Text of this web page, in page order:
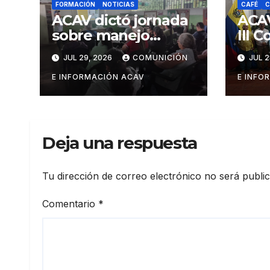
FORMACIÓN
NOTICIAS
ACAV dictó jornada
sobre manejo
fitosanitario del
cacao a
productores del
estado Barinas
JUL 29, 2026 COMUNICIÓN
E INFORMACIÓN ACAV
CAFÉ
III
JUL
E
Deja una respuesta
Tu dirección de correo electrónico no será
Comentario *